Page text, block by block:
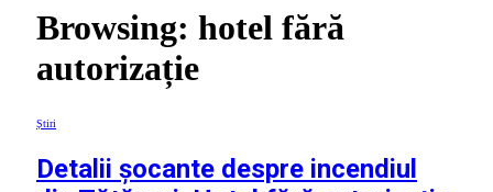
Browsing: hotel fără
autorizație
Știri
Detalii șocante despre incendiul